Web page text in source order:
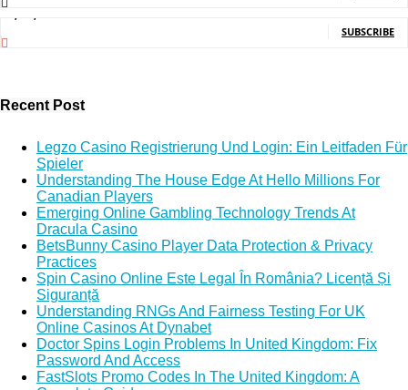
SUBSCRIBE
Recent Post
Legzo Casino Registrierung Und Login: Ein Leitfaden Für
Spieler
Understanding The House Edge At Hello Millions For
Canadian Players
Emerging Online Gambling Technology Trends At
Dracula Casino
BetsBunny Casino Player Data Protection & Privacy
Practices
Spin Casino Online Este Legal În România? Licență Și
Siguranță
Understanding RNGs And Fairness Testing For UK
Online Casinos At Dynabet
Doctor Spins Login Problems In United Kingdom: Fix
Password And Access
FastSlots Promo Codes In The United Kingdom: A